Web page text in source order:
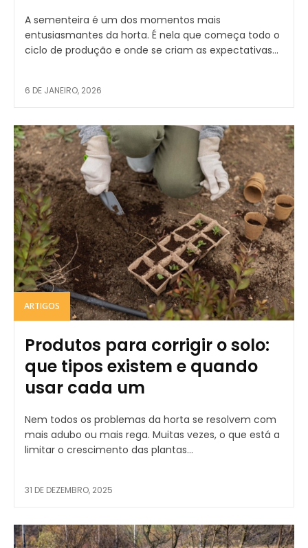
A sementeira é um dos momentos mais
entusiasmantes da horta. É nela que começa todo o
ciclo de produção e onde se criam as expectativas...
6 DE JANEIRO, 2026
ARTIGOS
Produtos para corrigir o solo:
que tipos existem e quando
usar cada um
Nem todos os problemas da horta se resolvem com
mais adubo ou mais rega. Muitas vezes, o que está a
limitar o crescimento das plantas...
31 DE DEZEMBRO, 2025